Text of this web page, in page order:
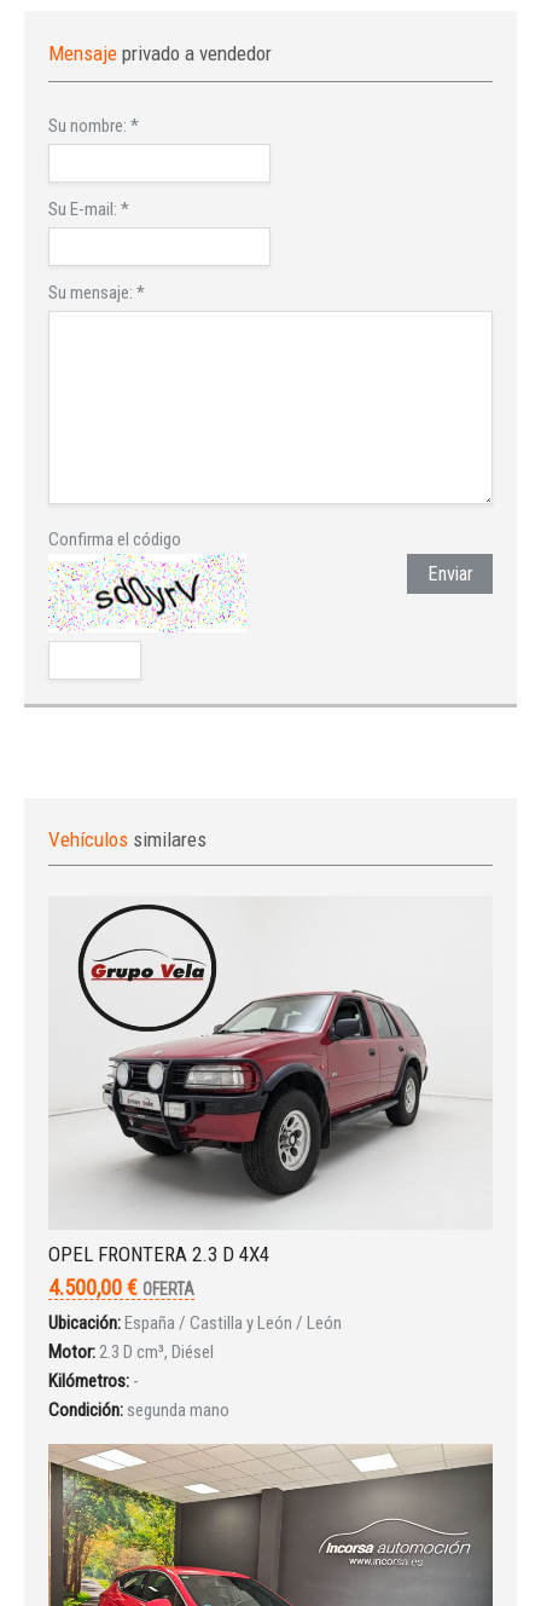
Iniciar sesión
Mensaje privado a vendedor
Su nombre: *
Su E-mail: *
Su mensaje: *
Confirma el código
Enviar
Vehículos similares
OPEL FRONTERA 2.3 D 4X4
4.500,00 € OFERTA
Ubicación:España / Castilla y León / León
Motor:2.3 D cm³, Diésel
Kilómetros: -
Condición: segunda mano